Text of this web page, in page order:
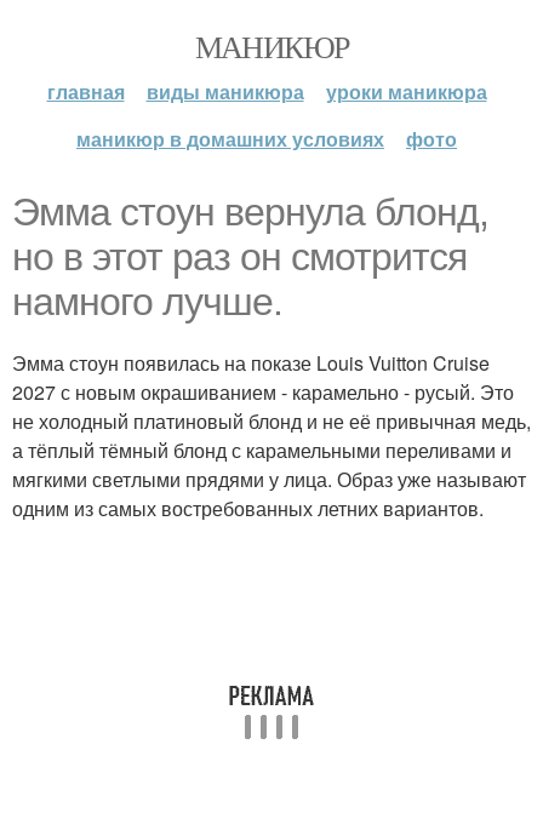
МАНИКЮР
главная виды маникюра
уроки маникюра
маникюр в домашних условиях
фото
Эмма стоун вернула блонд,
но в этот раз он смотрится
намного лучше.
Эмма стоун появилась на показе Louis Vuitton Cruise
2027 с новым окрашиванием - карамельно - русый. Это
не холодный платиновый блонд и не её привычная медь,
а тёплый тёмный блонд с карамельными переливами и
мягкими светлыми прядями у лица. Образ уже называют
одним из самых востребованных летних вариантов.